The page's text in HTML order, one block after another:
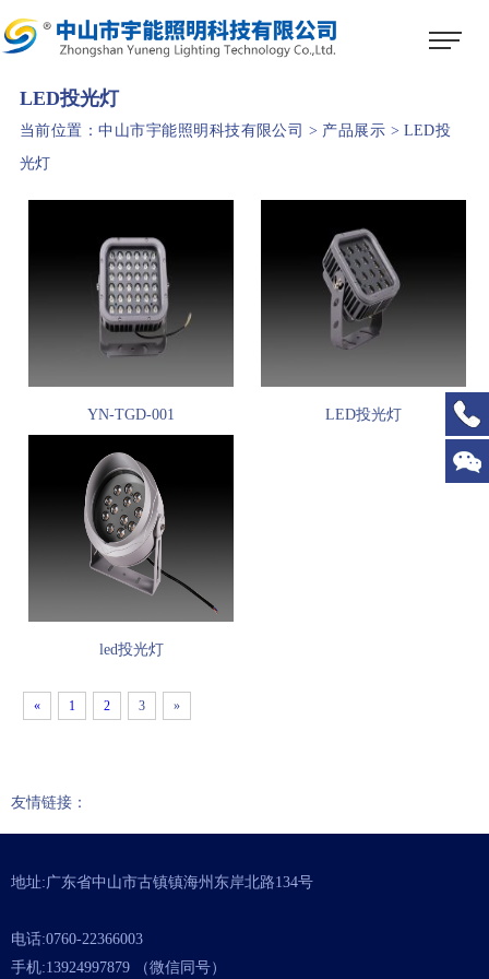
1
LED投光灯
当前位置：中山市宇能照明科技有限公司 > 产品展示 >LED投
光灯
YN-TGD-001 LED投光灯
led投光灯
« 1 2 3 »
友情链接：
地址:广东省中山市古镇镇海州东岸北路134号
电话:0760-22366003
手机:13924997879 （微信同号）